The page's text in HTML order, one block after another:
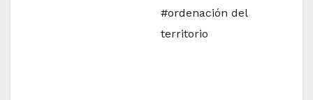
#ordenación del
territorio